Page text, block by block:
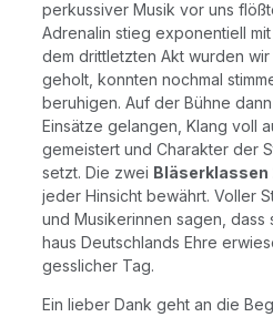
per­kus­si­ver Musik vor uns
Adre­na­lin stieg expo­nen­ti­ell
dem dritt­letz­ten Akt wur­den
geholt, konn­ten noch­mal
beru­hi­gen. Auf der Büh­ne
Ein­sät­ze gelan­gen, Klang voll
gemeis­tert und Cha­rak­ter der
setzt. Die zwei Blä­ser­klas­sen
jeder Hin­sicht bewährt. Vol­ler
und Musi­ke­rin­nen sagen,
haus Deutsch­lands Ehre
gess­li­cher Tag.
Ein lie­ber Dank geht an die